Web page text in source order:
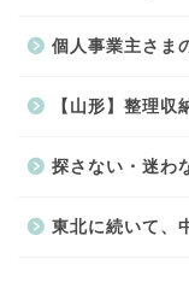
個人事業主さま
【山形】整理収
探さない・迷わ
東北に続いて、